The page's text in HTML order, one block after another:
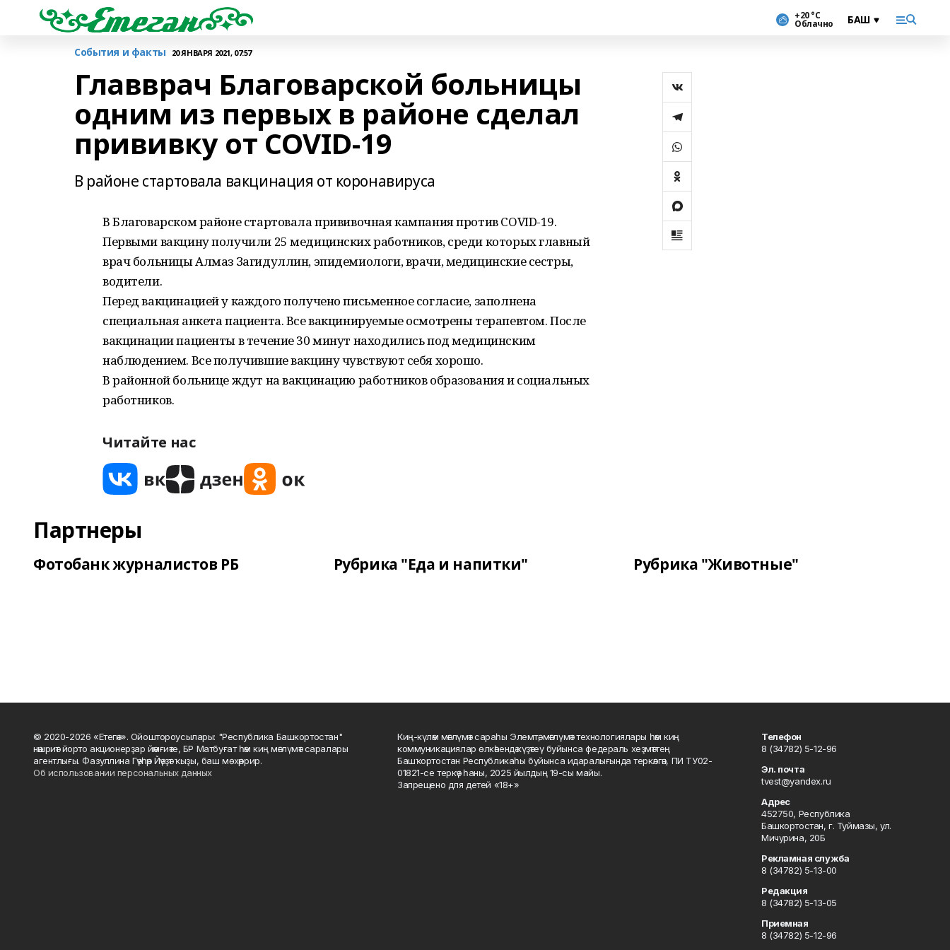
+20 °С
Облачно
События и факты 20 ЯНВАРЯ 2021, 07:57
Главврач Благоварской больницы
одним из первых в районе сделал
прививку от COVID-19
В районе стартовала вакцинация от коронавируса
В Благоварском районе стартовала прививочная кампания против COVID-19.
Первыми вакцину получили 25 медицинских работников, среди которых главный
врач больницы Алмаз Загидуллин, эпидемиологи, врачи, медицинские сестры,
водители.
Перед вакцинацией у каждого получено письменное согласие, заполнена
специальная анкета пациента. Все вакцинируемые осмотрены терапевтом. После
вакцинации пациенты в течение 30 минут находились под медицинским
наблюдением. Все получившие вакцину чувствуют себя хорошо.
В районной больнице ждут на вакцинацию работников образования и социальных
работников.
Читайте нас
Партнеры
Фотобанк журналистов РБ Рубрика "Еда и напитки" Рубрика "Животные"
© 2020-2026 «Етегән». Ойоштороусылары: "Республика Башкортостан"
нәшриәт йорто акционерҙар йәмғиәте, БР Матбуғат һәм киң мәғлүмәт саралары
агентлығы. Фазуллина Гәүһәр Йәүҙәт ҡыҙы, баш мөхәррир.
Об использовании персональных данных
Киң-күләм мәғлүмәт сараһы Элемтә, мәғлүмәт технологиялары һәм киң
коммуникациялар өлкәһендә күҙәтеү буйынса федераль хеҙмәттең
Башҡортостан Республикаһы буйынса идаралығында теркәлгән, ПИ ТУ02-
01821-се теркәү һаны, 2025 йылдың 19-сы майы.
Запрещено для детей «18+»
Телефон
8 (34782) 5-12-96
Эл. почта
tvest@yandex.ru
Адрес
452750, Республика
Башкортостан, г. Туймазы, ул.
Мичурина, 20Б
Рекламная служба
8 (34782) 5-13-00
Редакция
8 (34782) 5-13-05
Приемная
8 (34782) 5-12-96